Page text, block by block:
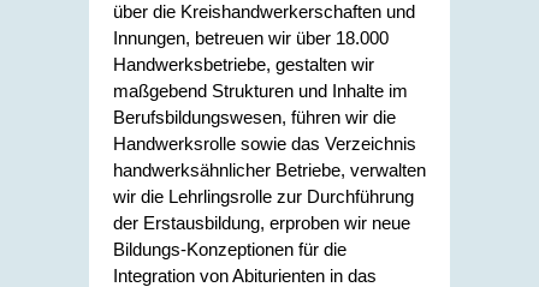
über die Kreishandwerkerschaften und
Innungen, betreuen wir über 18.000
Handwerksbetriebe, gestalten wir
maßgebend Strukturen und Inhalte im
Berufsbildungswesen, führen wir die
Handwerksrolle sowie das Verzeichnis
handwerksähnlicher Betriebe, verwalten
wir die Lehrlingsrolle zur Durchführung
der Erstausbildung, erproben wir neue
Bildungs-Konzeptionen für die
Integration von Abiturienten in das